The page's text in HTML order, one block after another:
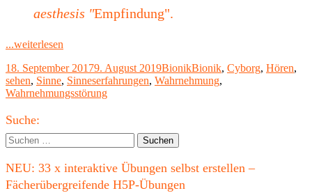
aesthesis "Empfindung".
...weiterlesen
hören"
Veröffentlicht
am
18. September 20179. August 2019Kategorien
BionikSchlagwörter
Bionik, Cyborg, Hören,
sehen, Sinne, Sinneserfahrungen, Wahrnehmung,
Wahrnehmungsstörung
Haupt-
Seitenleiste
Suche:
Suchen
nach:
NEU: 33 x interaktive Übungen selbst erstellen –
Fächerübergreifende H5P-Übungen